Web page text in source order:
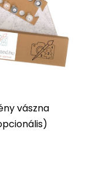
vászna